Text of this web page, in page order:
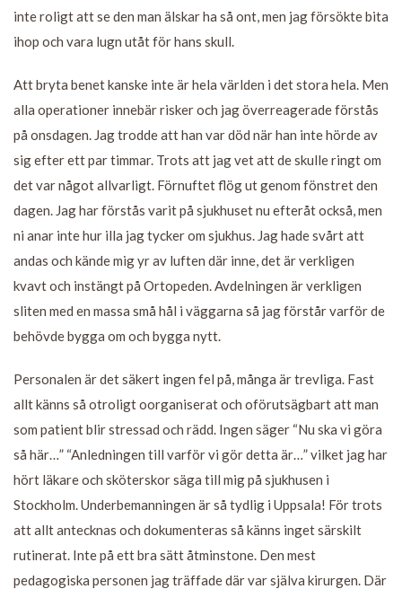
inte roligt att se den man älskar ha så ont, men jag försökte bita
ihop och vara lugn utåt för hans skull.
Att bryta benet kanske inte är hela världen i det stora hela. Men
alla operationer innebär risker och jag överreagerade förstås
på onsdagen. Jag trodde att han var död när han inte hörde av
sig efter ett par timmar. Trots att jag vet att de skulle ringt om
det var något allvarligt. Förnuftet flög ut genom fönstret den
dagen. Jag har förstås varit på sjukhuset nu efteråt också, men
ni anar inte hur illa jag tycker om sjukhus. Jag hade svårt att
andas och kände mig yr av luften där inne, det är verkligen
kvavt och instängt på Ortopeden. Avdelningen är verkligen
sliten med en massa små hål i väggarna så jag förstår varför de
behövde bygga om och bygga nytt.
Personalen är det säkert ingen fel på, många är trevliga. Fast
allt känns så otroligt oorganiserat och oförutsägbart att man
som patient blir stressad och rädd. Ingen säger “Nu ska vi göra
så här…” “Anledningen till varför vi gör detta är…” vilket jag har
hört läkare och sköterskor säga till mig på sjukhusen i
Stockholm. Underbemanningen är så tydlig i Uppsala! För trots
att allt antecknas och dokumenteras så känns inget särskilt
rutinerat. Inte på ett bra sätt åtminstone. Den mest
pedagogiska personen jag träffade där var själva kirurgen. Där